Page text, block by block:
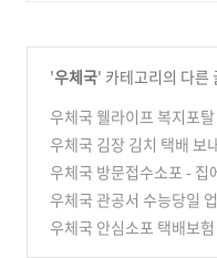
'우체국' 카테고리의 다른
우체국 웰라이프 복지포
우체국 김장 김치 택배 보
단 단단한 과일박스 (0)
우체국 방문접수소포 - 집
우체국 관공서 수능당일
우체국 안심소포 택배보